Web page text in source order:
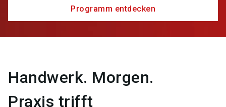
Programm entdecken
Handwerk. Morgen.
Praxis trifft